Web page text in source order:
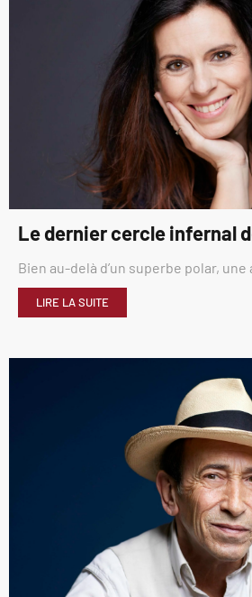
Le dernier cercle infernal
Bien au-delà d’un superbe polar,
LIRE LA SUITE